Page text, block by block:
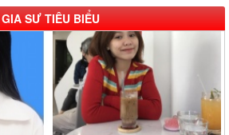
GIA SƯ TIÊU BIỂU